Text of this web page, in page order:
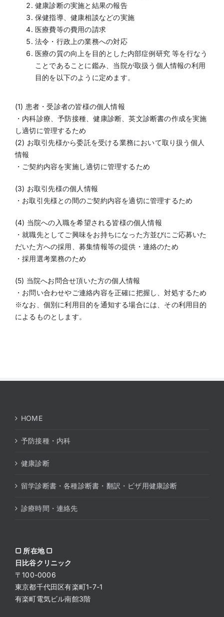
健康診断の実施と結果の報告
保健指導、健康相談などの実施
医療費等の費用の請求
法令・行政上の業務への対応
医療の質の向上を目的とした内部症例研究 等を行なう
ことであることに鑑み、当院が取扱う個人情報の利用
目的を以下のように定めます。
(1) 患者・受診者の皆様の個人情報
・内科診療、予防接種、健康診断、英文診断書の作成を実施
し適切に管理するため
(2) お取引先様から委託を受ける業務において取り扱う個人
情報
・ご契約内容を実施し適切に管理するため
(3) お取引先様の個人情報
・お取引先様との間のご契約内容を適切に管理するため
(4) 当院への入職を希望される皆様の個人情報
・就職先としてご興味をお持ちになった方並びにご応募いた
だいた方への採用、募集情報等の提供・連絡のため
・採用選考業務のため
(5) 当院へお問合せ頂いた方の個人情報
・お問い合わせやご連絡内容を正確に把握し、対処するため
※なお、個別に利用目的を通知する場合には、その利用目的
によるものとします。
HOME
予防接種・内科
健康診断
留学診断書・各種診断書・翻訳・ビザ用健康診断
診療時間・連絡先
▢ 所在地 ▢
日比谷クリニック
〒100-0006
東京都千代田区有楽町1-7-1
有楽町電気ビル南館3階